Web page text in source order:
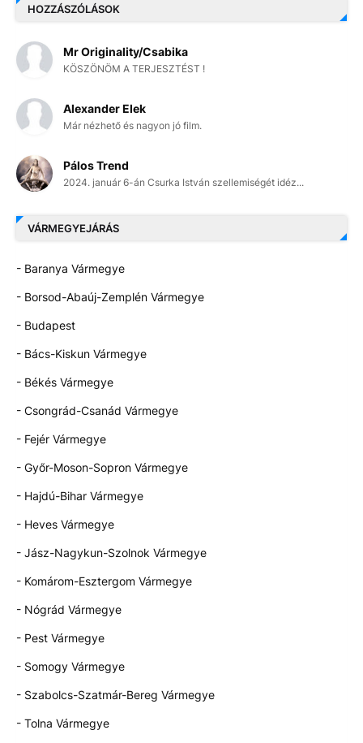
HOZZÁSZÓLÁSOK
Mr Originality/Csabika
KÖSZÖNÖM A TERJESZTÉST !
Alexander Elek
Már nézhető és nagyon jó film.
Pálos Trend
2024. január 6-án Csurka István szellemiségét idéz...
VÁRMEGYEJÁRÁS
- Baranya Vármegye
- Borsod-Abaúj-Zemplén Vármegye
- Budapest
- Bács-Kiskun Vármegye
- Békés Vármegye
- Csongrád-Csanád Vármegye
- Fejér Vármegye
- Győr-Moson-Sopron Vármegye
- Hajdú-Bihar Vármegye
- Heves Vármegye
- Jász-Nagykun-Szolnok Vármegye
- Komárom-Esztergom Vármegye
- Nógrád Vármegye
- Pest Vármegye
- Somogy Vármegye
- Szabolcs-Szatmár-Bereg Vármegye
- Tolna Vármegye